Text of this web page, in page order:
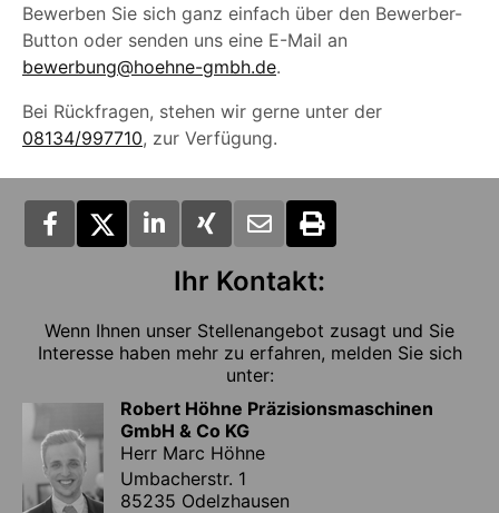
Bewerben Sie sich ganz einfach über den Bewerber-
Button oder senden uns eine E-Mail an
bewerbung@hoehne-gmbh.de.
Bei Rückfragen, stehen wir gerne unter der
08134/997710, zur Verfügung.
Ihr Kontakt:
Wenn Ihnen unser Stellenangebot zusagt und Sie
Interesse haben mehr zu erfahren, melden Sie sich
unter:
Robert Höhne Präzisionsmaschinen
GmbH & Co KG
Herr Marc Höhne
Umbacherstr. 1
85235 Odelzhausen